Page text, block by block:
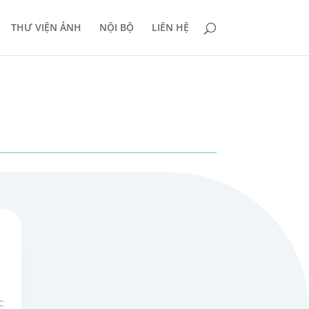
THƯ VIỆN ẢNH NỘI BỘ LIÊN HỆ